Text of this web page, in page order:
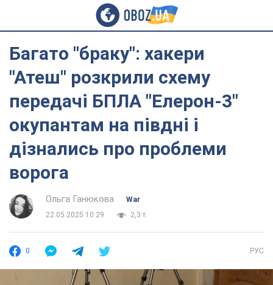
Багато "браку": хакери
"Атеш" розкрили схему
передачі БПЛА "Елерон-3"
окупантам на півдні і
дізнались про проблеми
ворога
Ольга Ганюкова
War
22.05.2025 10:29
2,3 т.
0 РУС